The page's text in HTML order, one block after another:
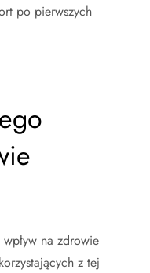
po pierwszych
na zdrowie
z tej